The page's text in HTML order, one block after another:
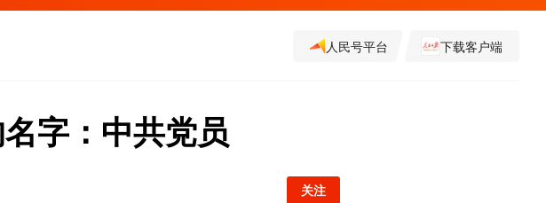
人民号平台 下载客户端
字：中共党员
关注